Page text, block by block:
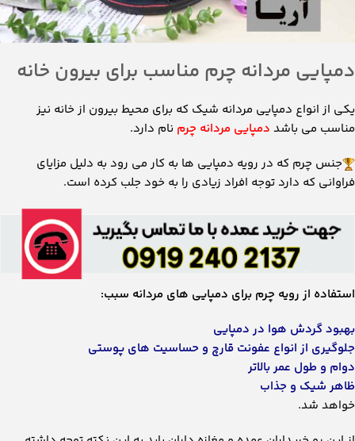
دمپایی مردانه چرم مناسب برای بیرون خانه
یکی از انواع دمپایی مردانه شیک که برای محیط بیرون از خانه نیز
مناسب می ‌باشد دمپایی مردانه چرم نام دارد.
جنس چرم که در رویه دمپایی ‌ها به کار می ‌رود به دلیل مزایای
فراوانی که دارد توجه افراد زیادی را به خود جلب کرده است.
استفاده از رویه چرم برای دمپایی ‌های مردانه سبب:
بهبود گردش هوا در دمپایی
جلوگیری از انواع عفونت قارچ و حساسیت ‌های پوستی
دوام و طول عمر بالاتر
ظاهر شیک و جذاب
خواهد شد.